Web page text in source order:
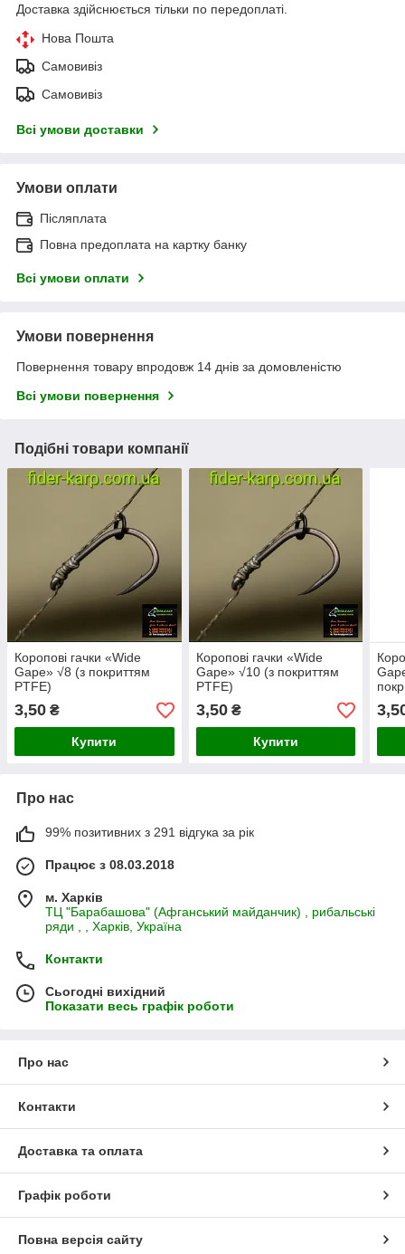
Доставка здійснюється тільки по передоплаті.
Нова Пошта
Самовивіз
Самовивіз
Всі умови доставки
Умови оплати
Післяплата
Повна предоплата на картку банку
Всі умови оплати
Умови повернення
Повернення товару впродовж 14 днів за домовленістю
Всі умови повернення
Подібні товари компанії
Коропові гачки «Wide
Gape» √8 (з покриттям
PTFE)
3,50 ₴
Купити
Коропові гачки «Wide
Gape» √10 (з покриттям
PTFE)
3,50₴
Купити
Про нас
99% позитивних з 291 відгука за рік
Працює з 08.03.2018
м. Харків
ТЦ "Барабашова" (Афганський майданчик) , рибальські
ряди , , Харків, Україна
Контакти
Сьогодні вихідний
Показати весь графік роботи
Про нас
Контакти
Доставка та оплата
Графік роботи
Повна версія сайту